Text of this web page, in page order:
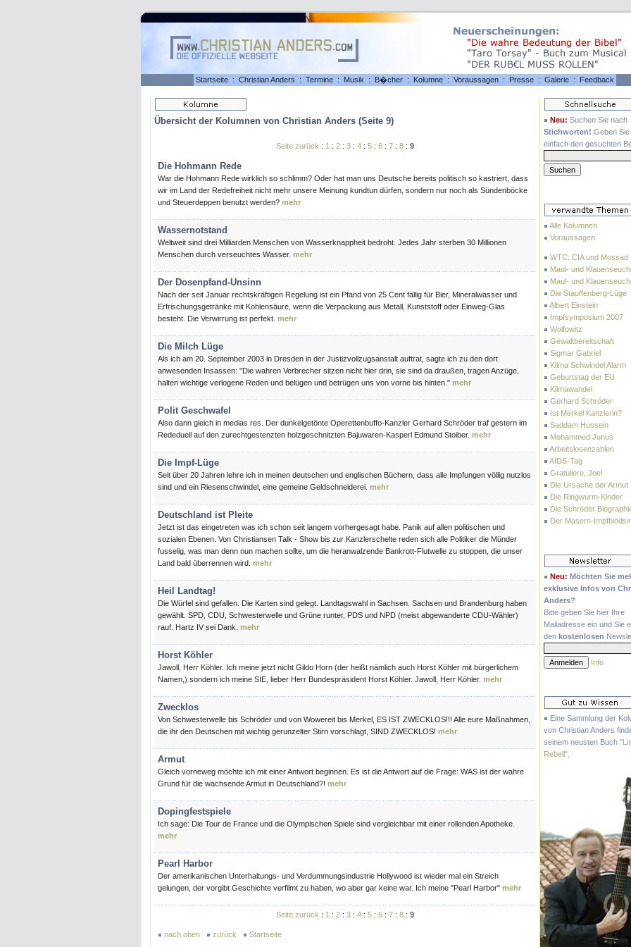
Startseite : Christian Anders : Termine : Musik : B�cher : Kolumne : Voraussagen : Presse : Galerie : Feedback
Übersicht der Kolumnen von Christian Anders (Seite 9)
Seite zurück : 1 : 2 : 3 : 4 : 5 : 6 : 7 : 8 : 9
Die Hohmann Rede
War die Hohmann Rede wirklich so schlimm? Oder hat man uns Deutsche bereits politisch so kastriert, dass
wir im Land der Redefreiheit nicht mehr unsere Meinung kundtun dürfen, sondern nur noch als Sündenböcke
und Steuerdeppen benutzt werden? mehr
Wassernotstand
Weltweit sind drei Milliarden Menschen von Wasserknappheit bedroht. Jedes Jahr sterben 30 Millionen
Menschen durch verseuchtes Wasser. mehr
Der Dosenpfand-Unsinn
Nach der seit Januar rechtskräftigen Regelung ist ein Pfand von 25 Cent fällig für Bier, Mineralwasser und
Erfrischungsgetränke mit Kohlensäure, wenn die Verpackung aus Metall, Kunststoff oder Einweg-Glas
besteht. Die Verwirrung ist perfekt. mehr
Die Milch Lüge
Als ich am 20. September 2003 in Dresden in der Justizvollzugsanstalt auftrat, sagte ich zu den dort
anwesenden Insassen: "Die wahren Verbrecher sitzen nicht hier drin, sie sind da draußen, tragen Anzüge,
halten wichtige verlogene Reden und belügen und betrügen uns von vorne bis hinten." mehr
Polit Geschwafel
Also dann gleich in medias res. Der dunkelgetönte Operettenbuffo-Kanzler Gerhard Schröder traf gestern im
Rededuell auf den zurechtgestenzten holzgeschnitzten Bajuwaren-Kasperl Edmund Stoiber. mehr
Die Impf-Lüge
Seit über 20 Jahren lehre ich in meinen deutschen und englischen Büchern, dass alle Impfungen völlig nutzlos
sind und ein Riesenschwindel, eine gemeine Geldschneiderei. mehr
Deutschland ist Pleite
Jetzt ist das eingetreten was ich schon seit langem vorhergesagt habe. Panik auf allen politischen und
sozialen Ebenen. Von Christiansen Talk - Show bis zur Kanzlerschelte reden sich alle Politiker die Münder
fusselig, was man denn nun machen sollte, um die heranwalzende Bankrott-Flutwelle zu stoppen, die unser
Land bald überrennen wird. mehr
Heil Landtag!
Die Würfel sind gefallen. Die Karten sind gelegt. Landtagswahl in Sachsen. Sachsen und Brandenburg haben
gewählt. SPD, CDU, Schwesterwelle und Grüne runter, PDS und NPD (meist abgewanderte CDU-Wähler)
rauf. Hartz IV sei Dank. mehr
Horst Köhler
Jawoll, Herr Köhler. Ich meine jetzt nicht Gildo Horn (der heißt nämlich auch Horst Köhler mit bürgerlichem
Namen,) sondern ich meine SIE, lieber Herr Bundespräsident Horst Köhler. Jawoll, Herr Köhler. mehr
Zwecklos
Von Schwesterwelle bis Schröder und von Wowereit bis Merkel, ES IST ZWECKLOS!!! Alle eure Maßnahmen,
die ihr den Deutschen mit wichtig gerunzelter Stirn vorschlagt, SIND ZWECKLOS! mehr
Armut
Gleich vorneweg möchte ich mit einer Antwort beginnen. Es ist die Antwort auf die Frage: WAS ist der wahre
Grund für die wachsende Armut in Deutschland?! mehr
Dopingfestspiele
Ich sage: Die Tour de France und die Olympischen Spiele sind vergleichbar mit einer rollenden Apotheke.
mehr
Pearl Harbor
Der amerikanischen Unterhaltungs- und Verdummungsindustrie Hollywood ist wieder mal ein Streich
gelungen, der vorgibt Geschichte verfilmt zu haben, wo aber gar keine war. Ich meine "Pearl Harbor" mehr
Seite zurück : 1 : 2 : 3 : 4 : 5 : 6 : 7 : 8 : 9
nach oben zurück Startseite
Neu: Suchen Sie nach
Stichworten! Geben Sie
einfach den gesuchten
Alle Kolumnen
Voraussagen
WTC: CIA und Mossad
Maul- und
Maul- und
Die Stauffenberg-Lüge
Albert Einstein
Impfsymposium 2007
Wolfowitz
Gewaltbereitschaft
Sigmar Gabriel
Klima Schwindel Alarm
Geburtstag der EU
Klimawandel
Gerhard Schröder
Ist Merkel Kanzlerin?
Saddam Hussein
Mohammed Junus
Arbeitslosenzahlen
AIDS-Tag
Gratuliere, Joe!
Die Ursache der Armut
Die Ringwurm-Kinder
Die Schröder
Der Masern-
Neu: Möchten Sie
exklusive Infos von
Anders?
Bitte geben Sie hier Ihre
Mailadresse ein und Sie
den kostenlosen
Info
Eine Sammlung der
von Christian Anders
seinem neusten Buch
Rebell"